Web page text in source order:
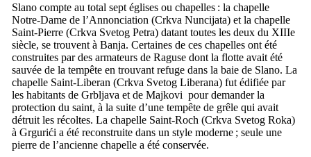
Slano compte au total sept églises ou chapelles : la chapelle
Notre-Dame de l’Annonciation (Crkva Nuncijata) et la chapelle
Saint-Pierre (Crkva Svetog Petra) datant toutes les deux du XIIIe
siècle, se trouvent à Banja. Certaines de ces chapelles ont été
construites par des armateurs de Raguse dont la flotte avait été
sauvée de la tempête en trouvant refuge dans la baie de Slano. La
chapelle Saint-Liberan (Crkva Svetog Liberana) fut édifiée par
les habitants de Grbljava et de Majkovi pour demander la
protection du saint, à la suite d’une tempête de grêle qui avait
détruit les récoltes. La chapelle Saint-Roch (Crkva Svetog Roka)
à Grgurići a été reconstruite dans un style moderne ; seule une
pierre de l’ancienne chapelle a été conservée.